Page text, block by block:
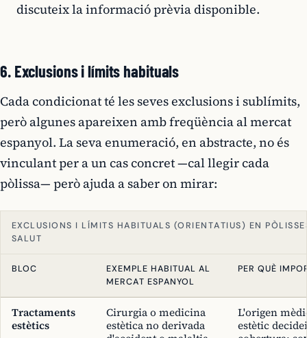
discuteix la informació prèvia disponible.
6. Exclusions i límits habituals
Cada condicionat té les seves exclusions i sublímits,
però algunes apareixen amb freqüència al mercat
espanyol. La seva enumeració, en abstracte, no és
vinculant per a un cas concret —cal llegir cada
pòlissa— però ajuda a saber on mirar:
EXCLUSIONS I LÍMITS HABITUALS (ORIENTATIUS) EN
SALUT
BLOC
EXEMPLE HABITUAL AL
MERCAT ESPANYOL
PER QUÈ
Tractaments
estètics
Cirurgia o medicina
estètica no derivada
L'origen
estètic